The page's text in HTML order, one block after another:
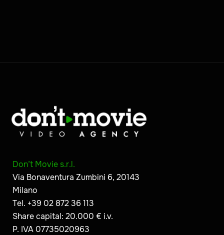
Don’t Movie s.r.l.
Via Bonaventura Zumbini 6, 20143
Milano
Tel. +39 02 872 36 113
Share capital: 20.000 € i.v.
P. IVA 07735020963